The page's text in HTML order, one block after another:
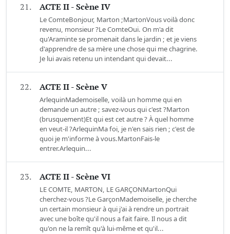
21. ACTE II - Scène IV
Le ComteBonjour, Marton ;MartonVous voilà donc
revenu, monsieur ?Le ComteOui. On m'a dit
qu'Araminte se promenait dans le jardin ; et je viens
d'apprendre de sa mère une chose qui me chagrine.
Je lui avais retenu un intendant qui devait...
22. ACTE II - Scène V
ArlequinMademoiselle, voilà un homme qui en
demande un autre ; savez-vous qui c'est ?Marton
(brusquement)Et qui est cet autre ? À quel homme
en veut-il ?ArlequinMa foi, je n'en sais rien ; c'est de
quoi je m'informe à vous.MartonFais-le
entrer.Arlequin...
23. ACTE II - Scène VI
LE COMTE, MARTON, LE GARÇONMartonQui
cherchez-vous ?Le GarçonMademoiselle, je cherche
un certain monsieur à qui j'ai à rendre un portrait
avec une boîte qu'il nous a fait faire. Il nous a dit
qu'on ne la remît qu'à lui-même et qu'il...